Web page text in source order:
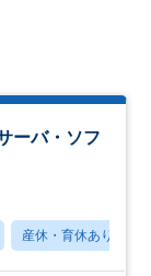
ーバ・ソフ
産休・育休あり